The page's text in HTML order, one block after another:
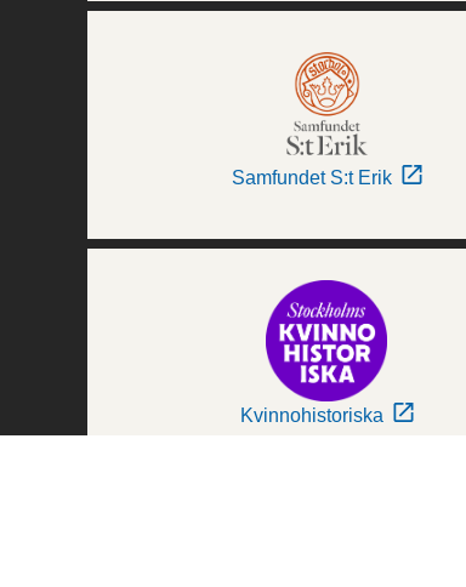
Samfundet S:t Erik
Kvinnohistoriska